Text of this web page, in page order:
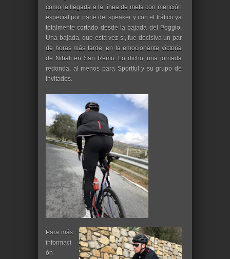
como la llegada a la línea de meta con mención
especial por parte del speaker y con el tráfico ya
totalmente cortado desde la bajada del Poggio.
Una bajada, que esta vez sí, fue decisiva un par
de horas más tarde, en la emocionante victoria
de Nibali en San Remo. Lo dicho, una jornada
redonda, al menos para Sportful y su grupo de
invitados.
Para más
informaci
ón